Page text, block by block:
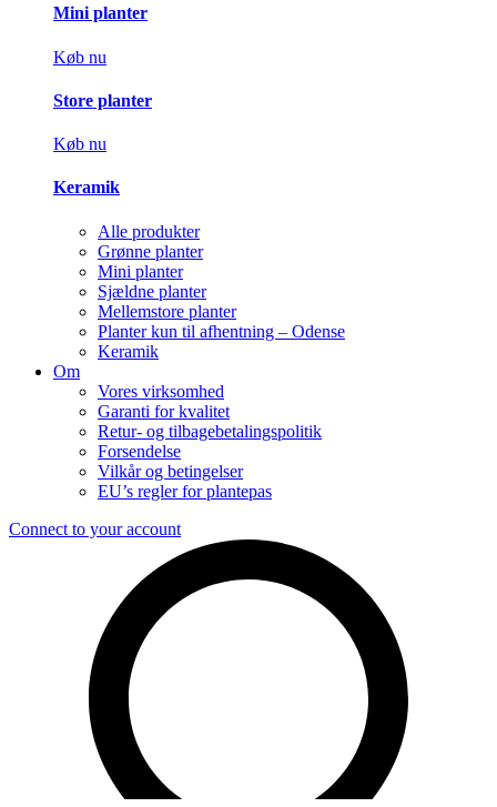
Mini planter
Køb nu
Store planter
Køb nu
Keramik
Alle produkter
Grønne planter
Mini planter
Sjældne planter
Mellemstore planter
Planter kun til afhentning – Odense
Keramik
Om
Vores virksomhed
Garanti for kvalitet
Retur- og tilbagebetalingspolitik
Forsendelse
Vilkår og betingelser
EU’s regler for plantepas
Connect to your account